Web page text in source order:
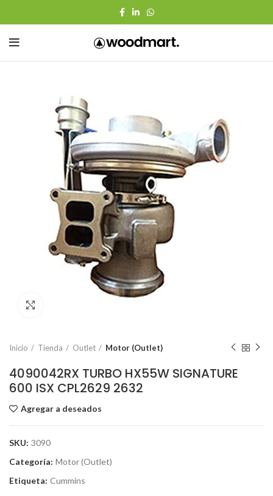
Inicio Tienda Outlet Motor (Outlet)
4090042RX TURBO HX55W SIGNATURE
600 ISX CPL2629 2632
Agregar a deseados
SKU: 3090
Categoría: Motor (Outlet)
Etiqueta: Cummins